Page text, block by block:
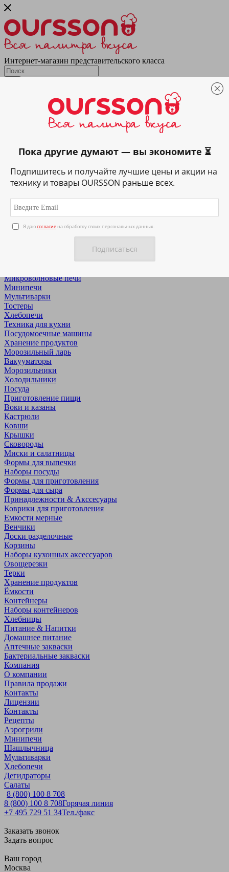
Интернет-магазин представительского класса
Подготовка & обработка
Кухонные весы
Блендеры и миксеры
Мясорубки
Приготовление напитков
Вспениватели
Домашняя газировка
Кофеварки
Соковыжималки
Термопоты
Электрические чайники
Приготовление пищи
Микроволновые печи
Минипечи
Мультиварки
Тостеры
Хлебопечи
Техника для кухни
Посудомоечные машины
Хранение продуктов
Морозильный ларь
Вакууматоры
Морозильники
Холодильники
Посуда
Приготовление пищи
Воки и казаны
Кастрюли
Ковши
Крышки
Сковороды
Миски и салатницы
Формы для выпечки
Наборы посуды
Формы для приготовления
Формы для сыра
Принадлежности & Акссесуары
Коврики для приготовления
Емкости мерные
Венчики
Доски разделочные
Корзины
Наборы кухонных аксессуаров
Овощерезки
Терки
Хранение продуктов
Ёмкости
Контейнеры
Наборы контейнеров
Хлебницы
Питание & Напитки
Домашнее питание
Аптечные закваски
Бактериальные закваски
Компания
О компании
Правила продажи
Контакты
Лицензии
Контакты
Рецепты
Аэрогрили
Минипечи
Шашлычница
Мультиварки
Хлебопечи
Дегидраторы
Салаты
8 (800) 100 8 708
8 (800) 100 8 708Горячая линия
+7 495 729 51 34Тел./факс
Заказать звонок
Задать вопрос
Ваш город
Москва
Пока другие думают — вы экономите ⏳
Подпишитесь и получайте лучшие цены и акции на
технику и товары OURSSON раньше всех.
Я даюсогласие на обработку своих персональных данных.